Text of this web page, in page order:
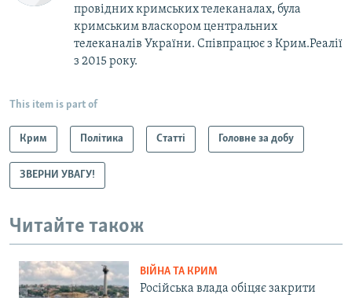
провідних кримських телеканалах, була
кримським власкором центральних
телеканалів України. Співпрацює з Крим.Реалії
з 2015 року.
This item is part of
Крим Політика Статті Головне за добу
ЗВЕРНИ УВАГУ!
Читайте також
ВІЙНА ТА КРИМ
Російська влада обіцяє закрити